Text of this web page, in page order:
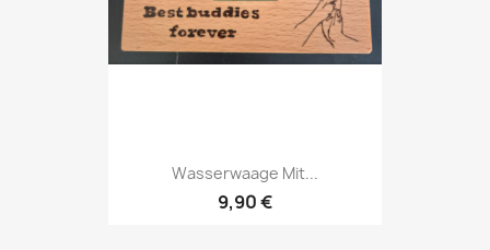
Wasserwaage Mit...
9,90 €